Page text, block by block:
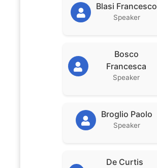
Blasi Francesco
Speaker
Bosco
Francesca
Speaker
Broglio Paolo
Speaker
De Curtis